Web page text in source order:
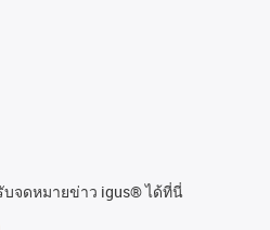
จดหมายข่าว igus® ได้ที่นี่